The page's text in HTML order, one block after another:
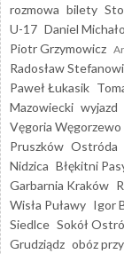
rozmowa bilety
U-17 Daniel
Piotr Grzymowicz
Radosław
Paweł Łukasik
Mazowiecki wyjazd
Vęgoria Węgorzewo
Pruszków Ostróda
Nidzica Błękitni
Garbarnia Kraków
Wisła Puławy Igor
Siedlce Sokół
Grudziądz obóz